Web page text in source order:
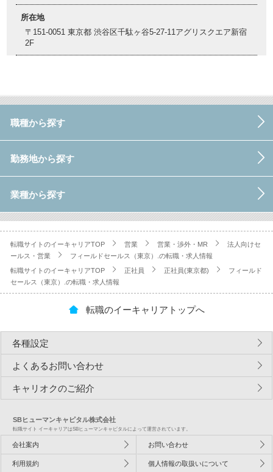
所在地
〒151-0051 東京都 渋谷区千駄ヶ谷5-27-11アグリスクエア新宿
2F
職種から探す
勤務地から探す
業種から探す
転職サイトのイーキャリアTOP 営業 営業・渉外・MR
法人向けセ
ールス・営業
フィールドセールス（東京）.の転職・求人情報
転職サイトのイーキャリアTOP 正社員 正社員(東京都)
フィールド
セールス（東京）.の転職・求人情報
転職のイーキャリアトップへ
各種設定
よくあるお問い合わせ
キャリオクのご紹介
SBヒューマンキャピタル株式会社
転職サイト イーキャリアはSBヒューマンキャピタルによって運営されています。
会社案内 お問い合わせ
利用規約 個人情報の取扱いについて